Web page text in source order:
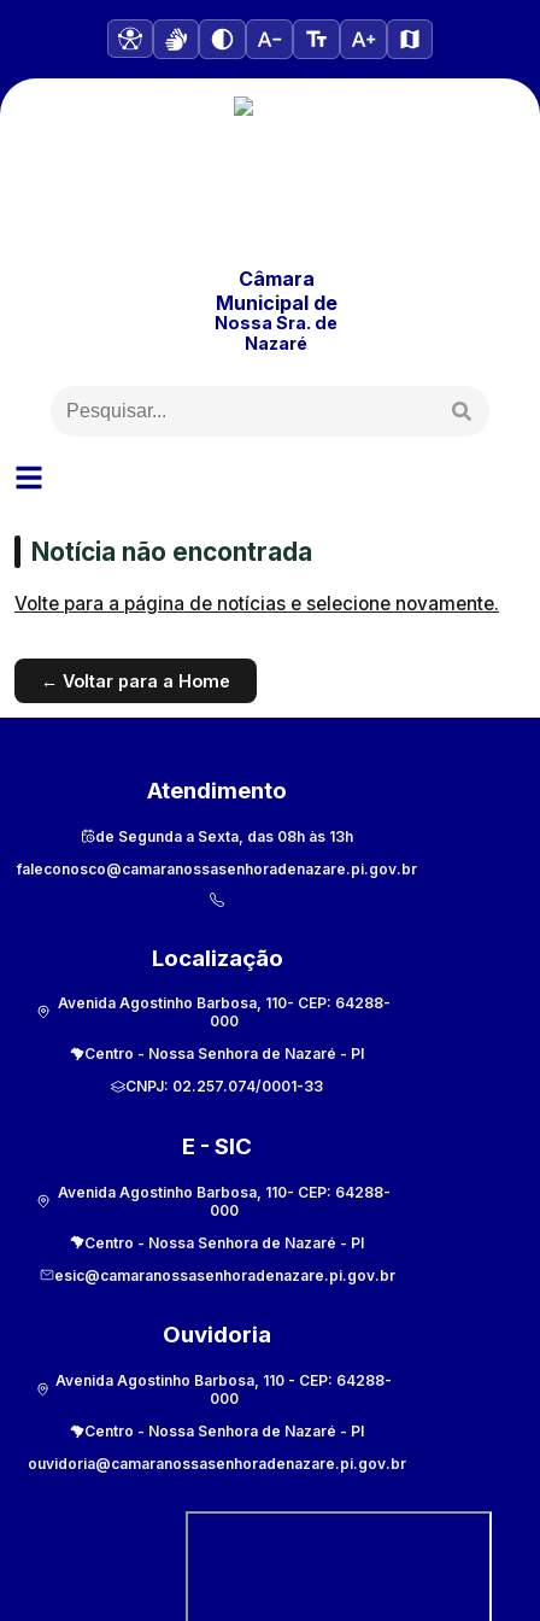
Câmara
Municipalde
Nossa Sra. de
Nazaré
Notícia não encontrada
Volte para a página de notícias e selecione novamente.
← Voltar para a Home
Atendimento
de Segunda a Sexta, das 08h às 13h
faleconosco@camaranossasenhoradenazare.pi.gov.br
Localização
Avenida Agostinho Barbosa, 110- CEP: 64288-
000
Centro - Nossa Senhora de Nazaré - PI
CNPJ: 02.257.074/0001-33
E - SIC
Avenida Agostinho Barbosa, 110- CEP: 64288-
000
Centro - Nossa Senhora de Nazaré - PI
esic@camaranossasenhoradenazare.pi.gov.br
Ouvidoria
Avenida Agostinho Barbosa, 110 - CEP: 64288-
000
Centro - Nossa Senhora de Nazaré - PI
ouvidoria@camaranossasenhoradenazare.pi.gov.br